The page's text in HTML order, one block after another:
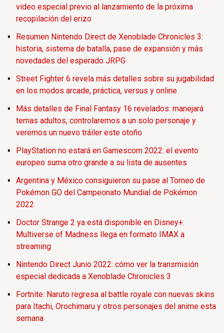
video especial previo al lanzamiento de la próxima
recopilación del erizo
Resumen Nintendo Direct de Xenoblade Chronicles 3:
historia, sistema de batalla, pase de expansión y más
novedades del esperado JRPG
Street Fighter 6 revela más detalles sobre su jugabilidad
en los modos arcade, práctica, versus y online
Más detalles de Final Fantasy 16 revelados: manejará
temas adultos, controlaremos a un solo personaje y
veremos un nuevo tráiler este otoño
PlayStation no estará en Gamescom 2022: el evento
europeo suma otro grande a su lista de ausentes
Argentina y México consiguieron su pase al Torneo de
Pokémon GO del Campeonato Mundial de Pokémon
2022
Doctor Strange 2 ya está disponible en Disney+:
Multiverse of Madness llega en formato IMAX a
streaming
Nintendo Direct Junio 2022: cómo ver la transmisión
especial dedicada a Xenoblade Chronicles 3
Fortnite: Naruto regresa al battle royale con nuevas skins
para Itachi, Orochimaru y otros personajes del anime esta
semana